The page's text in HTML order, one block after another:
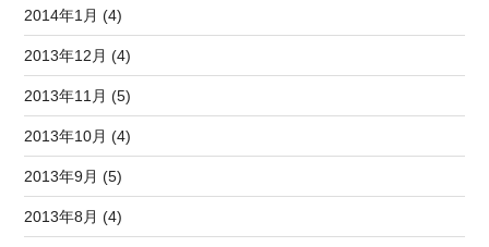
2014年1月 (4)
2013年12月 (4)
2013年11月 (5)
2013年10月 (4)
2013年9月 (5)
2013年8月 (4)